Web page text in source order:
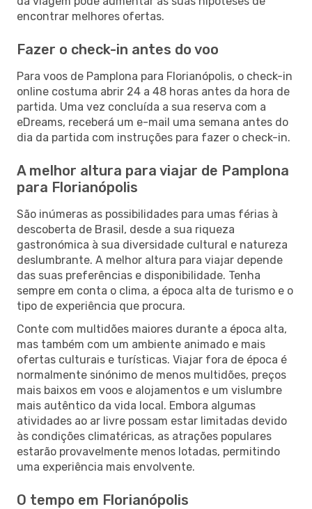
encontrar melhores ofertas.
Fazer o check-in antes do voo
Para voos de Pamplona para Florianópolis, o check-in
online costuma abrir 24 a 48 horas antes da hora de
partida. Uma vez concluída a sua reserva com a
eDreams, receberá um e-mail uma semana antes do
dia da partida com instruções para fazer o check-in.
A melhor altura para viajar de Pamplona
para Florianópolis
São inúmeras as possibilidades para umas férias à
descoberta de Brasil, desde a sua riqueza
gastronómica à sua diversidade cultural e natureza
deslumbrante. A melhor altura para viajar depende
das suas preferências e disponibilidade. Tenha
sempre em conta o clima, a época alta de turismo e o
tipo de experiência que procura.
Conte com multidões maiores durante a época alta,
mas também com um ambiente animado e mais
ofertas culturais e turísticas. Viajar fora de época é
normalmente sinónimo de menos multidões, preços
mais baixos em voos e alojamentos e um vislumbre
mais autêntico da vida local. Embora algumas
atividades ao ar livre possam estar limitadas devido
às condições climatéricas, as atrações populares
estarão provavelmente menos lotadas, permitindo
uma experiência mais envolvente.
O tempo em Florianópolis